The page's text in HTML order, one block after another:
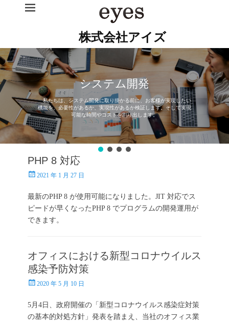
株式会社アイズ
システム開発
私たちは、システム開発に取り掛かる前に、お客様が実現したい
機能を、必要性があるか、実現性があるか検証します。そして実現
可能な時間やコストを割り出します。
PHP 8 対応
投
日
2021 年 1 月 27 日
最新のPHP 8 が使用可能になりました。JIT 対応でス
ピードが早くなったPHP 8 でプログラムの開発運用が
できます。
オフィスにおける新型コロナウイルス
感染予防対策
投
日
2020 年 5 月 10 日
5月4日、政府開催の「新型コロナウイルス感染症対策
の基本的対処方針」発表を踏まえ、当社のオフィス業